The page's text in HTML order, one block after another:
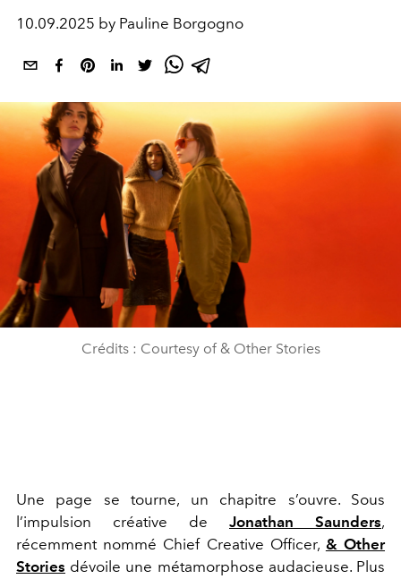
10.09.2025 by Pauline Borgogno
Crédits : Courtesy of & Other Stories
Une page se tourne, un chapitre s’ouvre. Sous
l’impulsion créative de Jonathan Saunders,
récemment nommé Chief Creative Officer, & Other
Stories dévoile une métamorphose audacieuse. Plus